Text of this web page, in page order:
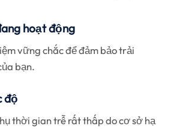
hoạt động
vững chắc để đảm bảo trải
bạn.
độ
thời gian trễ rất thấp do cơ sở hạ